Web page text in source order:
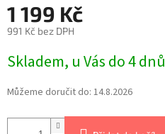
1 199 Kč
991 Kč bez DPH
Skladem, u Vás do 4 dnů
Můžeme doručit do: 14.8.2026